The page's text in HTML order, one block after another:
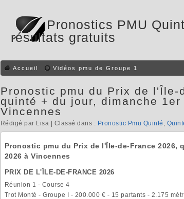
Pronostics PMU
résultats gratuits
Accueil Vidéos pmu de Groupe 1
Pronostic pmu du Prix de l'Île-
quinté + du jour, dimanche
Vincennes
Rédigé par Lisa | Classé dans : Pronostic Pmu Quinté ,
Pronostic pmu du Prix de l'Île-de-France 2026,
2026 à Vincennes
PRIX DE L'ÎLE-DE-FRANCE 2026
Réunion 1 - Course 4
Trot Monté - Groupe I - 200.000 € - 15 partants - 2.175